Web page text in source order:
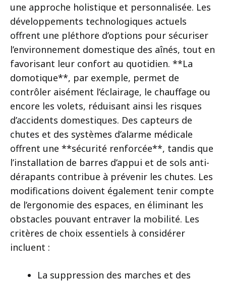
une approche holistique et personnalisée. Les
développements technologiques actuels
offrent une pléthore d’options pour sécuriser
l’environnement domestique des aînés, tout en
favorisant leur confort au quotidien. **La
domotique**, par exemple, permet de
contrôler aisément l’éclairage, le chauffage ou
encore les volets, réduisant ainsi les risques
d’accidents domestiques. Des capteurs de
chutes et des systèmes d’alarme médicale
offrent une **sécurité renforcée**, tandis que
l’installation de barres d’appui et de sols anti-
dérapants contribue à prévenir les chutes. Les
modifications doivent également tenir compte
de l’ergonomie des espaces, en éliminant les
obstacles pouvant entraver la mobilité. Les
critères de choix essentiels à considérer
incluent :
La suppression des marches et des